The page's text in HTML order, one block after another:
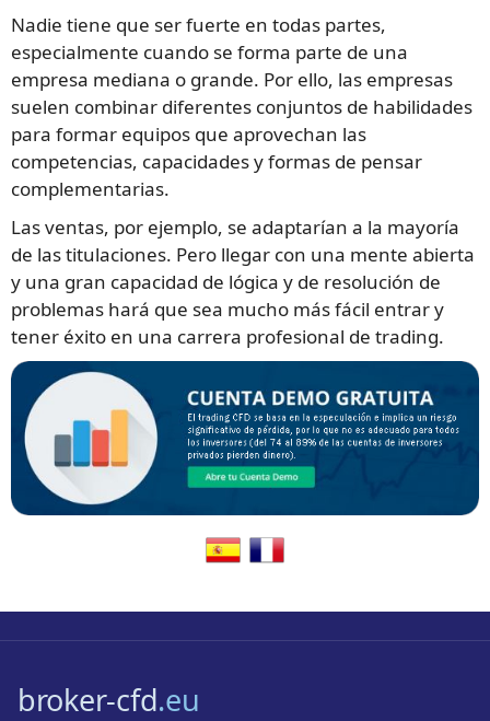
Nadie tiene que ser fuerte en todas partes,
especialmente cuando se forma parte de una
empresa mediana o grande. Por ello, las empresas
suelen combinar diferentes conjuntos de habilidades
para formar equipos que aprovechan las
competencias, capacidades y formas de pensar
complementarias.
Las ventas, por ejemplo, se adaptarían a la mayoría
de las titulaciones. Pero llegar con una mente abierta
y una gran capacidad de lógica y de resolución de
problemas hará que sea mucho más fácil entrar y
tener éxito en una carrera profesional de trading.
broker-cfd.eu